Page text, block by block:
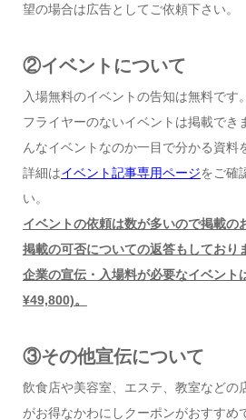
望の場合は広告としてご依頼下さい。
②イベントについて
入場無料のイベントの告知は無料です。
フライヤーのないイベントは掲載でき
んなイベントなのか一目で分かる資料
詳細はイベント記事専用ページをご確
い。
イベントの依頼は数が多いので掲載の
掲載の可否についての返答もしており
企業の宣伝・入場料が必要なイベント
¥49,800)。
③その他宣伝について
飲食店や美容室、エステ、教室などの
がお得なかわにしクーポンがおすすめ